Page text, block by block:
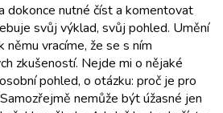
dokonce nutné číst a komentovat
svůj výklad, svůj pohled. Umění
němu vracíme, že se s ním
zkušeností. Nejde mi o nějaké
pohled, o otázku: proč je pro
nemůže být úžasné jen